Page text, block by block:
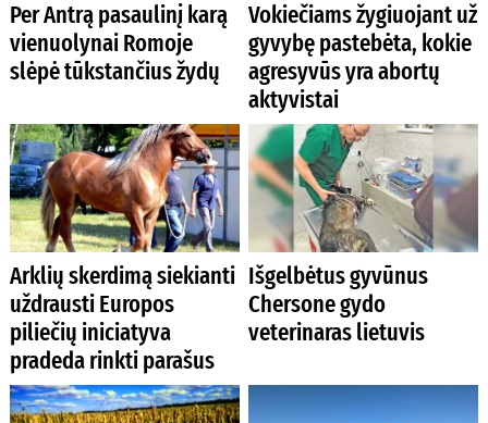
Per Antrą pasaulinį karą
vienuolynai Romoje
slėpė tūkstančius žydų
Vokiečiams žygiuojant už
gyvybę pastebėta, kokie
agresyvūs yra abortų
aktyvistai
Arklių skerdimą siekianti
uždrausti Europos
piliečių iniciatyva
pradeda rinkti parašus
Išgelbėtus gyvūnus
Chersone gydo
veterinaras lietuvis